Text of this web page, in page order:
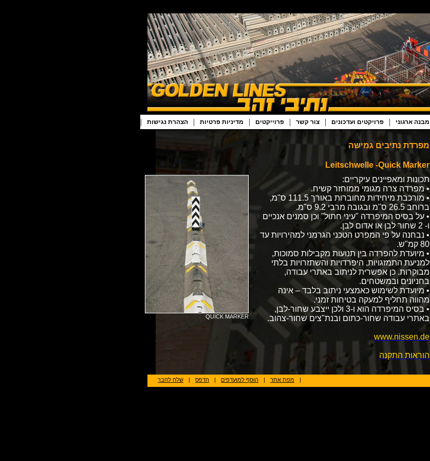
| הצהרת נגישות | מדיניות פרטיות | פרוייקטים | צור קשר | פרויקטים ועדכונים | מבנה ארגוני
מפרדת נתיבים גמישה
Leitschwelle -Quick Marker
QUICK MARKER
תכונות ומאפיינים עיקריים:
• מפרדה צרה מגומי ממוחזר קשיח.
• מורכבת מיחידות מחוברות באורך 111.5 ס"מ,
ברוחב 26.5 ס"מ ובגובה מרבי 9.2 ס"מ.
• על בסיס המיפרדה "עיני חתול" וכן סמנים אנכיים
ו- 2 שחור לבן או אדום לבן.
• נבחנה על פי המפרט הטכני הגרמני למהירויות עד
80 קמ"ש.
• מיועדת להפרדה בין תנועות מקבילות סמוכות,
למניעת התמזגויות, היפרדויות והשתזרויות בלתי
מבוקרות. כן אפשרית לניתוב באתרי עבודה,
בחניונים ובמשטחים.
• מיועדת לשימוש כאמצעי ניתוב בלבד – אינה
מהווה תחליף למעקה בטיחות זמני.
• בסיס המיפרדה הוא ו-3 ולכן ייצבע שחור-לבן,
באתרי עבודה שחור-כתום ובנת"צים שחור-צהוב.
www.nissen.de
הוראות התקנה
שלח לחבר | הדפס | הוסף למועדפים | מפת אתר |